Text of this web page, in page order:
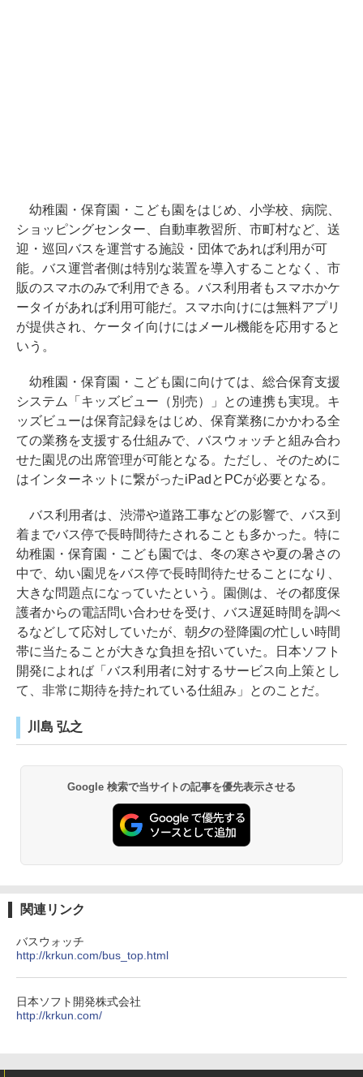
幼稚園・保育園・こども園をはじめ、小学校、病院、
ショッピングセンター、自動車教習所、市町村など、送
迎・巡回バスを運営する施設・団体であれば利用が可
能。バス運営者側は特別な装置を導入することなく、市
販のスマホのみで利用できる。バス利用者もスマホかケ
ータイがあれば利用可能だ。スマホ向けには無料アプリ
が提供され、ケータイ向けにはメール機能を応用すると
いう。
幼稚園・保育園・こども園に向けては、総合保育支援
システム「キッズビュー（別売）」との連携も実現。キ
ッズビューは保育記録をはじめ、保育業務にかかわる全
ての業務を支援する仕組みで、バスウォッチと組み合わ
せた園児の出席管理が可能となる。ただし、そのために
はインターネットに繋がったiPadとPCが必要となる。
バス利用者は、渋滞や道路工事などの影響で、バス到
着までバス停で長時間待たされることも多かった。特に
幼稚園・保育園・こども園では、冬の寒さや夏の暑さの
中で、幼い園児をバス停で長時間待たせることになり、
大きな問題点になっていたという。園側は、その都度保
護者からの電話問い合わせを受け、バス遅延時間を調べ
るなどして応対していたが、朝夕の登降園の忙しい時間
帯に当たることが大きな負担を招いていた。日本ソフト
開発によれば「バス利用者に対するサービス向上策とし
て、非常に期待を持たれている仕組み」とのことだ。
川島 弘之
Google 検索で当サイトの記事を優先表示させる
関連リンク
バスウォッチ
http://krkun.com/bus_top.html
日本ソフト開発株式会社
http://krkun.com/